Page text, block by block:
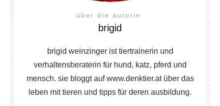
über die autorin
brigid
brigid weinzinger ist tiertrainerin und
verhaltensberaterin für hund, katz, pferd und
mensch. sie bloggt auf www.denktier.at über das
leben mit tieren und tipps für deren ausbildung.